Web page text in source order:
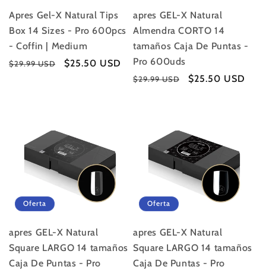
Apres Gel-X Natural Tips
Box 14 Sizes - Pro 600pcs
- Coffin | Medium
Precio
$29.99 USD
Precio
$25.50 USD
apres GEL-X Natural
Almendra CORTO 14
tamaños Caja De Puntas -
Pro 600uds
Precio
$29.99 USD
Precio
$25.50 USD
Oferta
apres GEL-X Natural
Square LARGO 14 tamaños
Caja De Puntas - Pro
Oferta
apres GEL-X Natural
Square LARGO 14 tamaños
Caja De Puntas - Pro